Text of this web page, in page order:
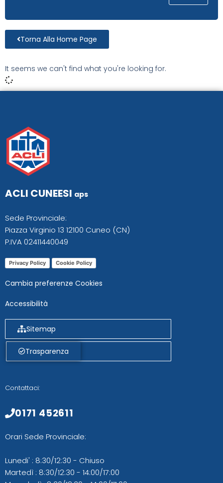
Torna Alla Home Page
It seems we can't find what you're looking for.
ACLI CUNEESI aps
Sede Provinciale:
Piazza Virginio 13 12100 Cuneo (CN)
P.IVA 02411440049
Privacy Policy Cookie Policy
Cambia preferenze Cookies
Accessibilità
Sitemap
Trasparenza
Contattaci:
0171 452611
Orari Sede Provinciale:
Lunedi' : 8:30/12:30 - Chiuso
Martedì : 8:30/12:30 - 14:00/17:00